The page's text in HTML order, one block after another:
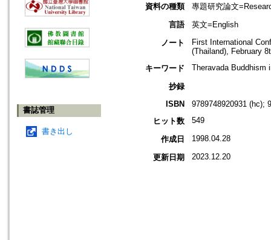
書誌管理
書き出し
資料の種類
專題研究論文
言語
英文=English
ノート
First International
(Thailand), February
キーワード
Theravada Buddhism
抄録
ISBN
9789748920931 (hc);
ヒット数
549
作成日 1998.04.28
更新日期 2023.12.20